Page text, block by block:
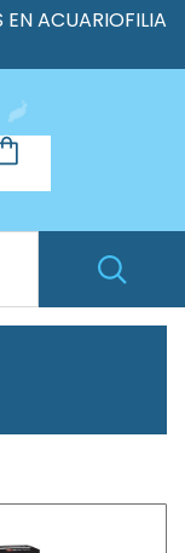
EN ACUARIOFILIA